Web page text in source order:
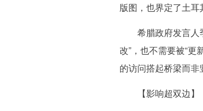
版图，也界定了土耳
希腊政府发言人季
改”，也不需要被“更
的访问搭起桥梁而非
【影响超双边】